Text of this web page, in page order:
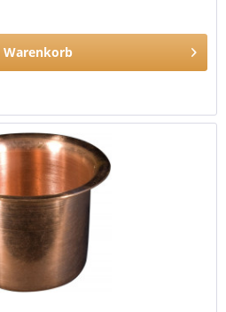
Warenkorb